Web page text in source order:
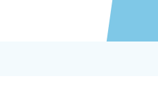
Accéder